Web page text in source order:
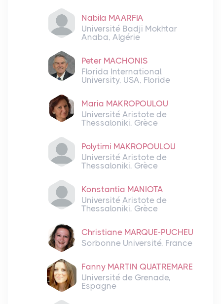
Nabila MAARFIA
Université Badji Mokhtar
Anaba, Algérie
Peter MACHONIS
Florida International
University, USA, Floride
Maria MAKROPOULOU
Université Aristote de
Thessaloniki, Grèce
Polytimi MAKROPOULOU
Université Aristote de
Thessaloniki, Grèce
Konstantia MANIOTA
Université Aristote de
Thessaloniki, Grèce
Christiane MARQUE-PUCHEU
Sorbonne Université, France
Fanny MARTIN QUATREMARE
Université de Grenade,
Espagne